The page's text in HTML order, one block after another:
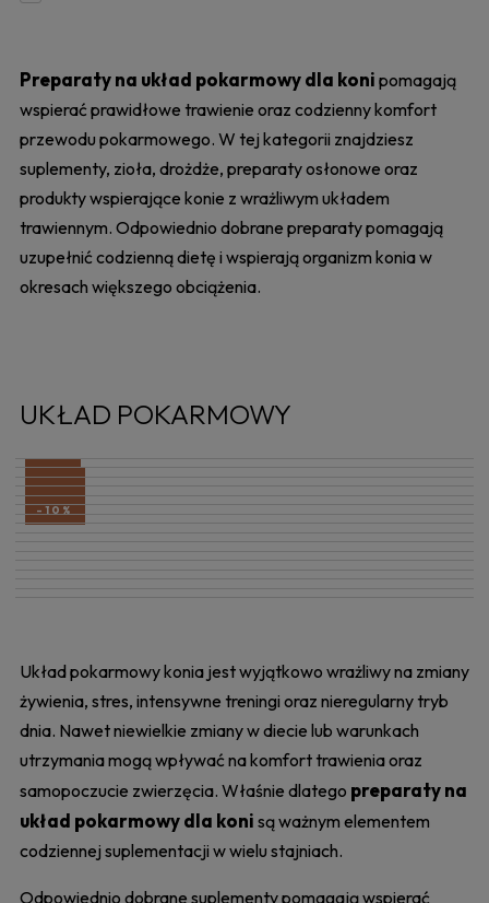
Preparaty na układ pokarmowy dla koni pomagają
wspierać prawidłowe trawienie oraz codzienny komfort
przewodu pokarmowego. W tej kategorii znajdziesz
suplementy, zioła, drożdże, preparaty osłonowe oraz
produkty wspierające konie z wrażliwym układem
trawiennym. Odpowiednio dobrane preparaty pomagają
uzupełnić codzienną dietę i wspierają organizm konia w
okresach większego obciążenia.
UKŁAD POKARMOWY
-11%
-10%
-10%
-10%
-10%
Układ pokarmowy konia jest wyjątkowo wrażliwy na zmiany
żywienia, stres, intensywne treningi oraz nieregularny tryb
dnia. Nawet niewielkie zmiany w diecie lub warunkach
utrzymania mogą wpływać na komfort trawienia oraz
samopoczucie zwierzęcia. Właśnie dlatego preparaty na
układ pokarmowy dla koni są ważnym elementem
codziennej suplementacji w wielu stajniach.
Odpowiednio dobrane suplementy pomagają wspierać